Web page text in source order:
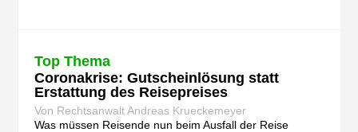
Top Thema
Coronakrise: Gutscheinlösung statt
Erstattung des Reisepreises
Von Rechtsanwalt Andreas Krueckemeyer
Was müssen Reisende nun beim Ausfall der Reise